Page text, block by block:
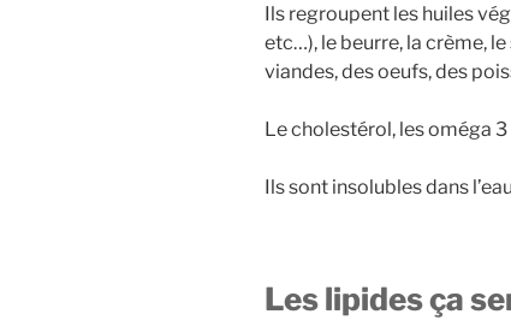
Ils regroupent les huiles
etc…), le beurre, la crème,
viandes, des oeufs, des
Le cholestérol, les oméga
Ils sont insolubles dans l’eau
Les lipides ça